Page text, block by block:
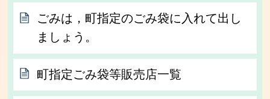
ごみは，町指定のごみ袋に入れて出し
ましょう。
町指定ごみ袋等販売店一覧